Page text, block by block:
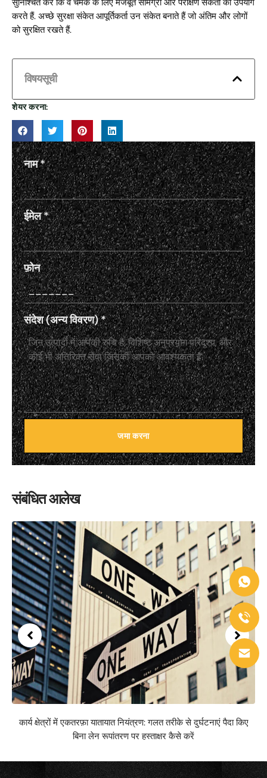
सुनिश्चित करें कि वे चमक के लिए मजबूत सामग्री और परीक्षण संकेतों का उपयोग
करते हैं. अच्छे सुरक्षा संकेत आपूर्तिकर्ता उन संकेत बनाते हैं जो अंतिम और लोगों
को सुरक्षित रखते हैं.
विषयसूची
शेयर करना:
नाम*
ईमेल*
फ़ोन
संदेश (अन्य विवरण)*
जमा करना
संबंधित आलेख
कार्य क्षेत्रों में एकतरफ़ा यातायात नियंत्रण: गलत तरीके से दुर्घटनाएं पैदा किए
बिना लेन रूपांतरण पर हस्ताक्षर कैसे करें